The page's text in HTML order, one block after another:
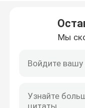
Блок развертки
Мы